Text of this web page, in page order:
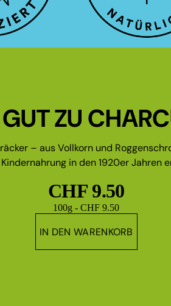
ZU
– aus Vollkorn und
in den 1920er Jahren
CHF 9.50
Grundpreis
100g - CHF 9.50
IN DEN WARENKORB